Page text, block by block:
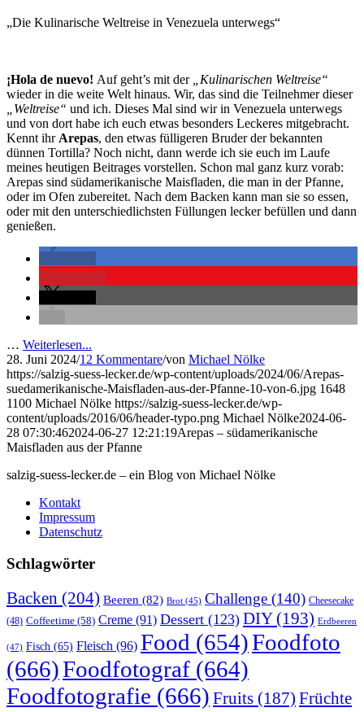
„Die Kulinarische Weltreise in Venezuela unterwegs“
¡Hola de nuevo! Auf geht’s mit der
„Kulinarischen Weltreise“
wieder in die weite Welt hinaus. Wir, das sind die Teilnehmer dieser
„Weltreise“ und ich. Dieses Mal sind wir in Venezuela unterwegs
und von dort habe ich euch etwas besonders Leckeres mitgebracht.
Kennt ihr Arepas, den etwas fülligeren Bruder der bekannten
dünnen Tortilla? Noch nicht, dann werde ich sie euch im Laufe
meines heutigen Beitrages vorstellen. Schon mal ganz kurz vorab:
Arepas sind südamerikanische Maisfladen, die man in der Pfanne,
oder im Ofen zubereitet. Nach dem Backen kann man sie so essen,
oder mit den unterschiedlichsten Füllungen lecker befüllen und dann
genießen.
… Weiterlesen...
28. Juni 2024/12 Kommentare/von Michael Nölke
https://salzig-suess-lecker.de/wp-content/uploads/2024/06/Arepas-
suedamerikanische-Maisfladen-aus-der-Pfanne-10-von-6.jpg 1648
1100 Michael Nölke https://salzig-suess-lecker.de/wp-
content/uploads/2016/06/header-typo.png Michael Nölke2024-06-
28 07:30:462024-06-27 12:21:19Arepas – südamerikanische
Maisfladen aus der Pfanne
salzig-suess-lecker.de – ein Blog von Michael Nölke
Kontakt
Impressum
Datenschutz
Schlagwörter
Backen (204) Beeren (82) Brot (45) Challenge (140) Cheesecake
(48) Coffeetime (58) Creme (91) Dessert (123) DIY(193) Erdbeeren
(47) Fisch (65) Fleisch (96) Food (654)Foodfoto
(666)Foodfotograf (664)
Foodfotografie (666) Fruits (187) Früchte